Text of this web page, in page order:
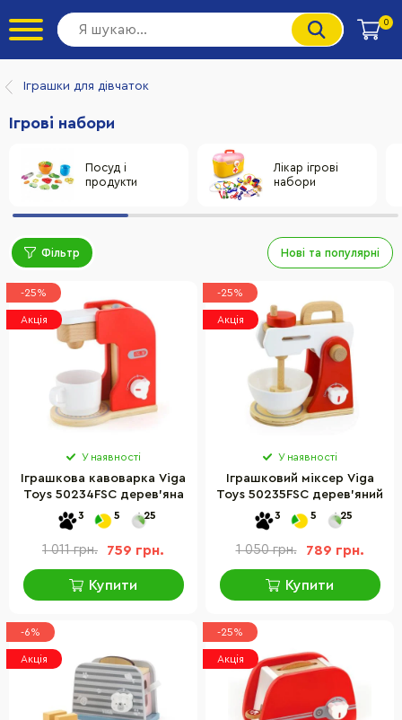
0
Іграшки для дівчаток
Ігрові набори
Посуд і
продукти
Лікар ігрові
набори
Фільтр Нові та популярні
-25%
Акція
У наявності
Іграшкова кавоварка Viga
Toys 50234FSC дерев'яна
3 5 25
1 011 грн. 759 грн.
Купити
-25%
Акція
У наявності
Іграшковий міксер Viga
Toys 50235FSC дерев'яний
3 5 25
1 050 грн. 789 грн.
Купити
-6%
Акція
-25%
Акція